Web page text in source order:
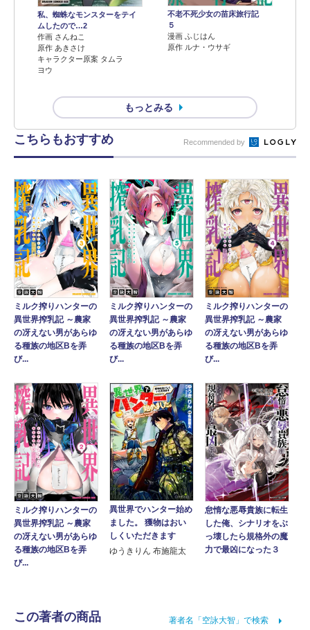
私、蜘蛛なモンスターをテイ
ムしたので…2
作画 さんねこ
原作 あきさけ
キャラクター原案 タムラ
ヨウ
不老不死少女の苗床旅行記
５
漫画 ふじはん
原作 ルナ・ウサギ
もっとみる
こちらもおすすめ Recommended by
ミルク搾りハンターの
異世界搾乳記 ～農家
の冴えない男があらゆ
る種族の地区Bを弄
び...
ミルク搾りハンターの
異世界搾乳記 ～農家
の冴えない男があらゆ
る種族の地区Bを弄
び...
ミルク搾りハンターの
異世界搾乳記 ～農家
の冴えない男があらゆ
る種族の地区Bを弄
び...
ミルク搾りハンターの
異世界搾乳記 ～農家
の冴えない男があらゆ
る種族の地区Bを弄
び...
異世界でハンター始め
ました。 獲物はおい
しくいただきます
ゆうきりん 布施龍太
怠惰な悪辱貴族に転生
した俺、シナリオをぶ
っ壊したら規格外の魔
力で最凶になった３
この著者の商品 著者名「空詠大智」で検索